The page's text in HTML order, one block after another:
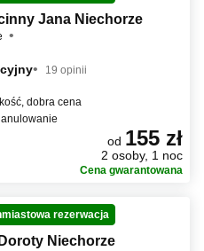
Jana Niechorze
19 opinii
dobra cena
anulowanie
od 155 zł
2 osoby, 1 noc
Cena gwarantowana
rezerwacja
Niechorze